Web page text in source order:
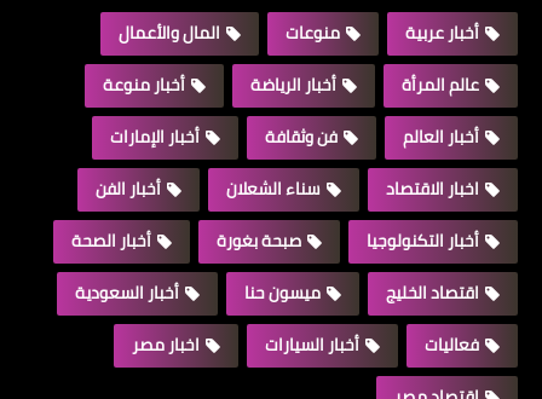
أخبار عربية منوعات
المال والأعمال
عالم المرأة
أخبار الرياضة
أخبار منوعة
أخبار العالم
فن وثقافة
أخبار الإمارات
اخبار الاقتصاد
سناء الشعلان
أخبار الفن
أخبار التكنولوجيا
صبحة بغورة
أخبار الصحة
اقتصاد الخليج
ميسون حنا
أخبار السعودية
فعاليات
أخبار السيارات
اخبار مصر